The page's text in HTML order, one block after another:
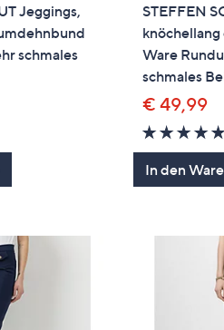
Jeggings,
schmales
STEFFEN
Ware
schmales
€ 49,99
In den